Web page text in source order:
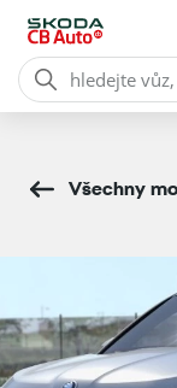
Všechny